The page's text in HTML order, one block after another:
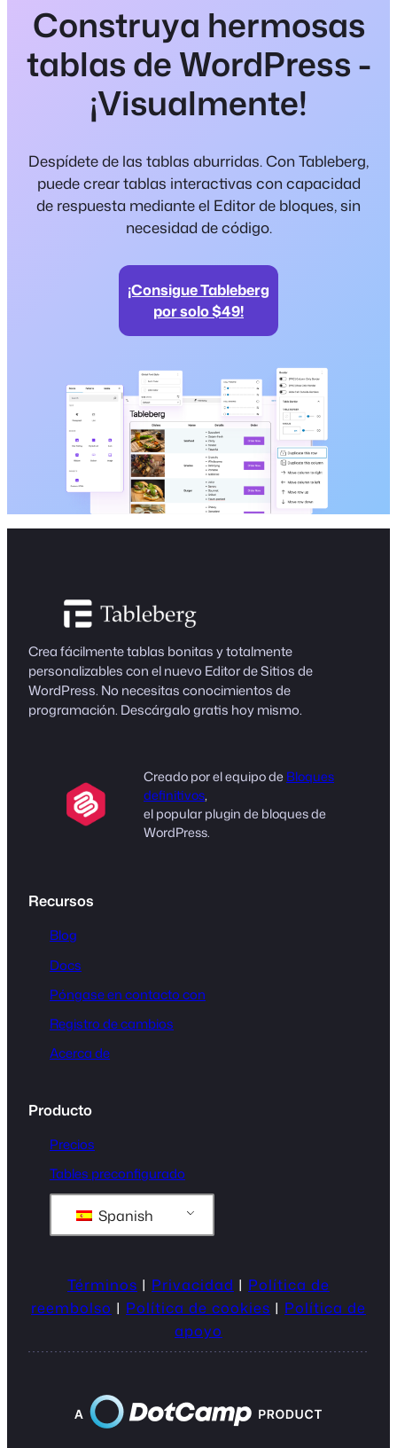
Construya hermosas
tablas de WordPress -
¡Visualmente!
Despídete de las tablas aburridas. Con Tableberg,
puede crear tablas interactivas con capacidad
de respuesta mediante el Editor de bloques, sin
necesidad de código.
¡Consigue Tableberg
por solo $49!
Crea fácilmente tablas bonitas y totalmente
personalizables con el nuevo Editor de Sitios de
WordPress. No necesitas conocimientos de
programación. Descárgalo gratis hoy mismo.
Creado por el equipo deBloques
definitivos,
el popular plugin de bloques de
WordPress.
Recursos
Blog
Docs
Póngase en contacto con
Registro de cambios
Acerca de
Producto
Precios
Tables preconfigurado
Spanish
Términos | Privacidad | Política de
reembolso | Política de cookies | Política de
apoyo